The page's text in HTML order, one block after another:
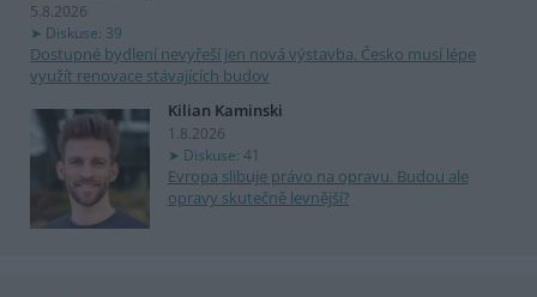
5.8.2026
Diskuse: 39
Dostupné bydlení nevyřeší jen nová výstavba. Česko musí lépe
využít renovace stávajících budov
Kilian Kaminski
1.8.2026
Diskuse: 41
Evropa slibuje právo na opravu. Budou ale
opravy skutečně levnější?